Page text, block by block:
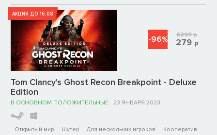
АКЦИЯ ДО 16.08
Tom Clancy's Ghost Recon Breakpoint - Deluxe
Edition
В ОСНОВНОМ ПОЛОЖИТЕЛЬНЫЕ 23 ЯНВАРЯ 2023
Открытый мир Шутер Для нескольких игроков
Кооператив
-96% 6299р
279 р